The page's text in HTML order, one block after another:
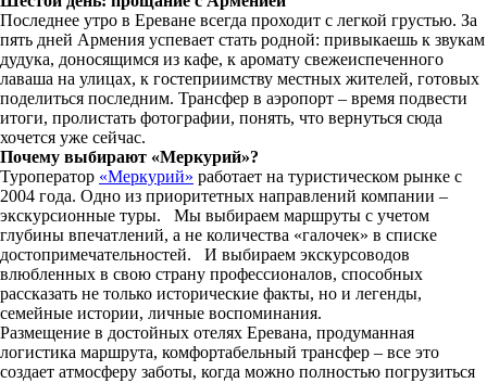
Последнее утро в Ереване всегда проходит с легкой грустью. За
пять дней Армения успевает стать родной: привыкаешь к звукам
дудука, доносящимся из кафе, к аромату свежеиспеченного
лаваша на улицах, к гостеприимству местных жителей, готовых
поделиться последним. Трансфер в аэропорт – время подвести
итоги, пролистать фотографии, понять, что вернуться сюда
хочется уже сейчас.
Почему выбирают «Меркурий»?
Туроператор «Меркурий» работает на туристическом рынке с
2004 года. Одно из приоритетных направлений компании –
экскурсионные туры. Мы выбираем маршруты с учетом
глубины впечатлений, а не количества «галочек» в списке
достопримечательностей. И выбираем экскурсоводов
влюбленных в свою страну профессионалов, способных
рассказать не только исторические факты, но и легенды,
семейные истории, личные воспоминания.
Размещение в достойных отелях Еревана, продуманная
логистика маршрута, комфортабельный трансфер – все это
создает атмосферу заботы, когда можно полностью погрузиться